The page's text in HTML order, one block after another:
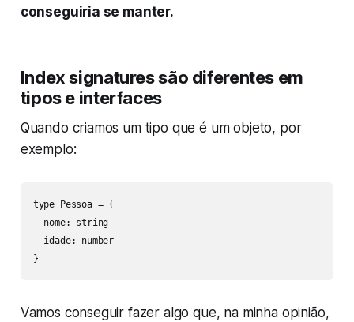
conseguiria se manter.
Index signatures são diferentes em
tipos e interfaces
Quando criamos um tipo que é um objeto, por
exemplo:
type Pessoa = {
  nome: string
  idade: number
}
Vamos conseguir fazer algo que, na minha opinião,